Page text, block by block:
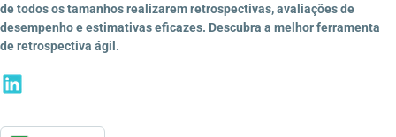
de todos os tamanhos realizarem retrospectivas, avaliações de
desempenho e estimativas eficazes. Descubra a melhor ferramenta
de retrospectiva ágil.